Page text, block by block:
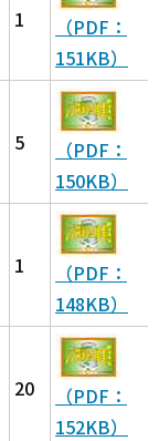
1
（PDF：
151KB）
5
（PDF：
150KB）
1
（PDF：
148KB）
20
（PDF：
152KB）